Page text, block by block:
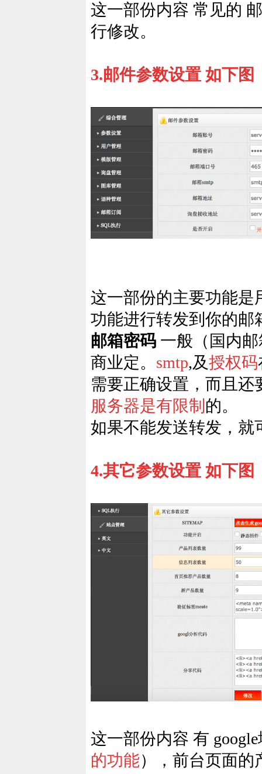
这一部份内容 常见的
行修改。
3.邮件参数设置 如下图
这一部份的主要功能是
功能进行转发到你的邮
邮箱密码 一般（国内
商业定。 smtp,及授权码
需要正确设置，而且
服务器是有限制 的。
如果不能发送转发，就
4.其它参数设置 如下图
这一部份内容 有
的功能），前台页面